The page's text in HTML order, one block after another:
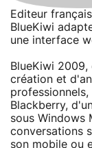
Editeur
BlueKiwi
une interface
BlueKiwi
création et
Blackberry,
sous Windows
conversations
son mobile ou